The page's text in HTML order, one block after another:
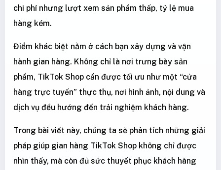
chi phí nhưng lượt xem sản phẩm thấp, tỷ lệ mua
hàng kém.
Điểm khác biệt nằm ở cách bạn xây dựng và vận
hành gian hàng. Không chỉ là nơi trưng bày sản
phẩm, TikTok Shop cần được tối ưu như một “cửa
hàng trực tuyến” thực thụ, nơi hình ảnh, nội dung và
dịch vụ đều hướng đến trải nghiệm khách hàng.
Trong bài viết này, chúng ta sẽ phân tích những giải
pháp giúp gian hàng TikTok Shop không chỉ được
nhìn thấy, mà còn đủ sức thuyết phục khách hàng